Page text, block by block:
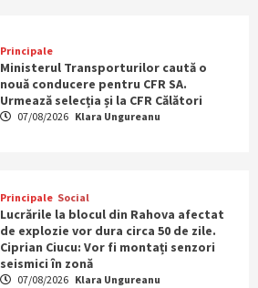
Principale
Ministerul Transporturilor caută o
nouă conducere pentru CFR SA.
Urmează selecția și la CFR Călători
07/08/2026 Klara Ungureanu
Principale Social
Lucrările la blocul din Rahova afectat
de explozie vor dura circa 50 de zile.
Ciprian Ciucu: Vor fi montați senzori
seismici în zonă
07/08/2026 Klara Ungureanu